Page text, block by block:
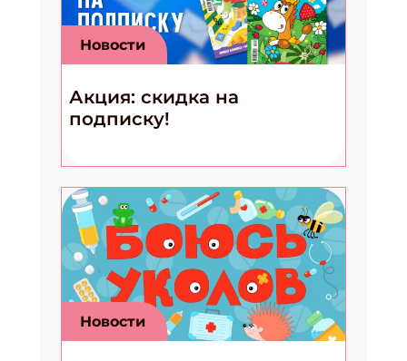
Новости
Акция: скидка на
подписку!
Новости